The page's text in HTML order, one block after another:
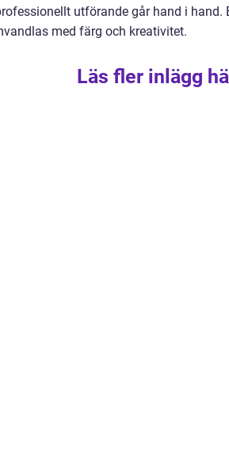
utförande går hand i
med färg och kreativitet.
Läs fler inlägg